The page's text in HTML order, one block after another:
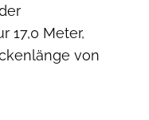
17,0 Meter,
von